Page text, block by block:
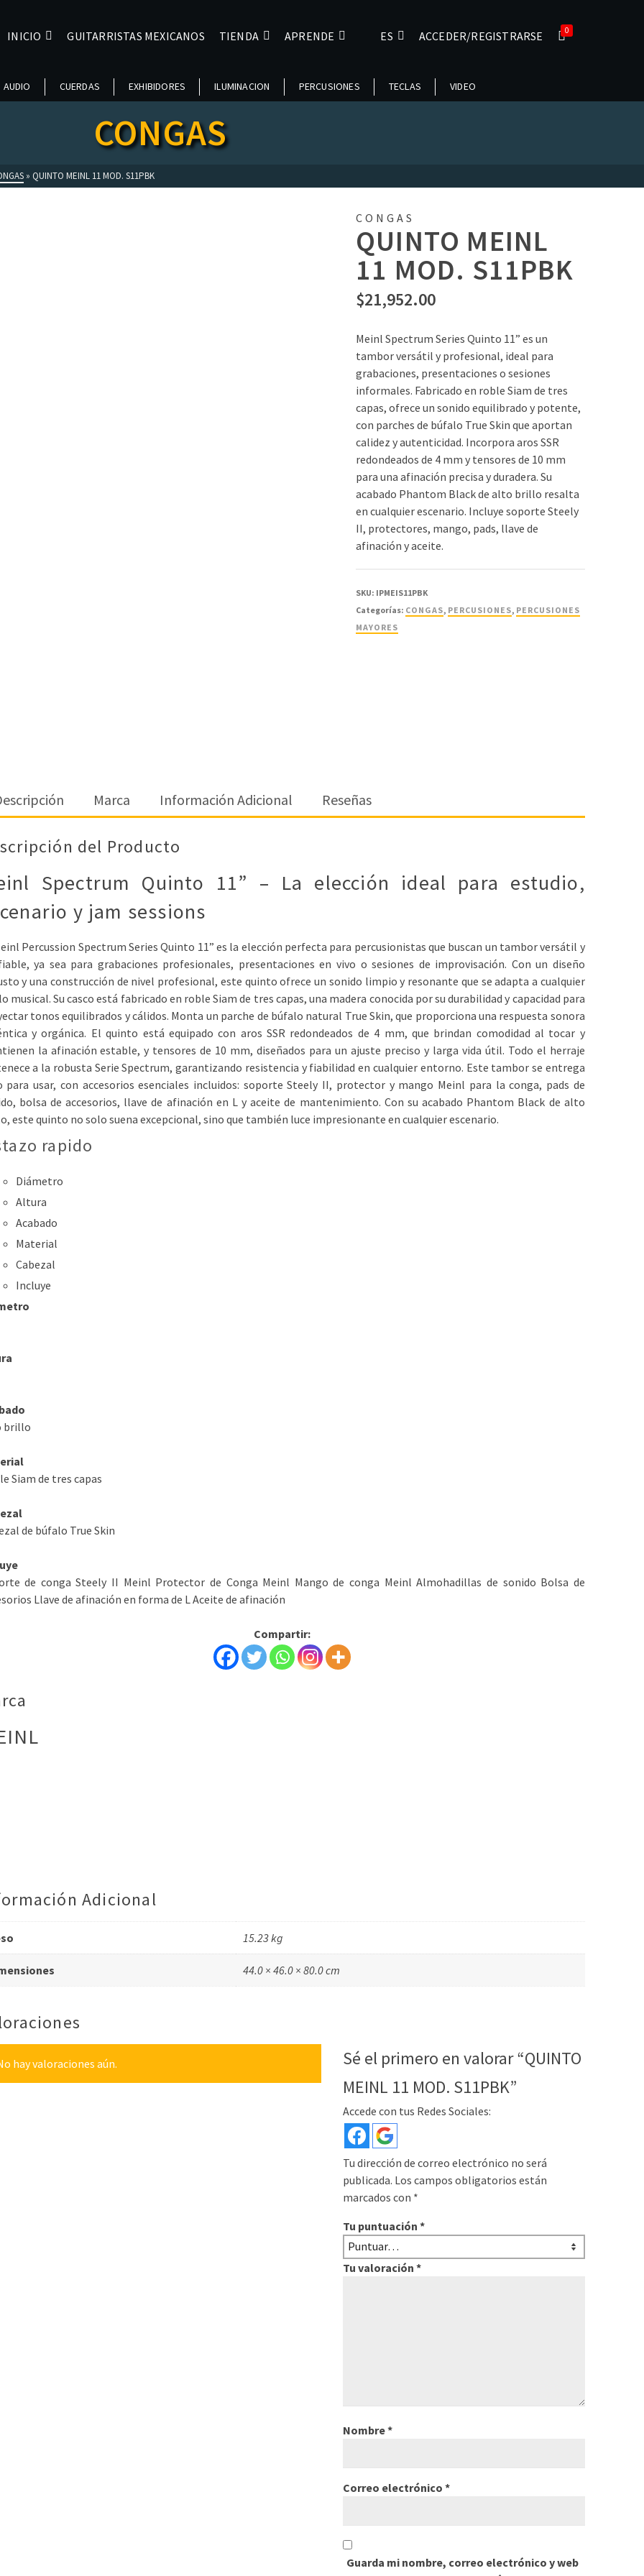
INICIO GUITARRISTAS MEXICANOS TIENDA APRENDE ES ACCEDER/REGISTRARSE 0
AUDIO CUERDAS EXHIBIDORES ILUMINACION PERCUSIONES TECLAS VIDEO
CONGAS
» QUINTO MEINL 11 MOD. S11PBK
CONGAS
QUINTO MEINL
11 MOD. S11PBK
$21,952.00
Meinl Spectrum Series Quinto 11” es un
tambor versátil y profesional, ideal para
grabaciones, presentaciones o sesiones
informales. Fabricado en roble Siam de tres
capas, ofrece un sonido equilibrado y potente,
con parches de búfalo True Skin que aportan
calidez y autenticidad. Incorpora aros SSR
redondeados de 4 mm y tensores de 10 mm
para una afinación precisa y duradera. Su
acabado Phantom Black de alto brillo resalta
en cualquier escenario. Incluye soporte Steely
II, protectores, mango, pads, llave de
afinación y aceite.
SKU: IPMEIS11PBK
Categorías: CONGAS, PERCUSIONES, PERCUSIONES
MAYORES
Marca Información Adicional Reseñas
del Producto
Spectrum Quinto 11” – La elección ideal para estudio,
y jam sessions
Percussion Spectrum Series Quinto 11” es la elección perfecta para percusionistas que buscan un tambor versátil y
ya sea para grabaciones profesionales, presentaciones en vivo o sesiones de improvisación. Con un diseño
y una construcción de nivel profesional, este quinto ofrece un sonido limpio y resonante que se adapta a cualquier
musical. Su casco está fabricado en roble Siam de tres capas, una madera conocida por su durabilidad y capacidad para
tonos equilibrados y cálidos. Monta un parche de búfalo natural True Skin, que proporciona una respuesta sonora
y orgánica. El quinto está equipado con aros SSR redondeados de 4 mm, que brindan comodidad al tocar y
la afinación estable, y tensores de 10 mm, diseñados para un ajuste preciso y larga vida útil. Todo el herraje
a la robusta Serie Spectrum, garantizando resistencia y fiabilidad en cualquier entorno. Este tambor se entrega
para usar, con accesorios esenciales incluidos: soporte Steely II, protector y mango Meinl para la conga, pads de
bolsa de accesorios, llave de afinación en L y aceite de mantenimiento. Con su acabado Phantom Black de alto
este quinto no solo suena excepcional, sino que también luce impresionante en cualquier escenario.
rapido
Diámetro
Altura
Acabado
Material
Cabezal
Incluye
brillo
Siam de tres capas
de búfalo True Skin
de conga Steely II Meinl Protector de Conga Meinl Mango de conga Meinl Almohadillas de sonido Bolsa de
Llave de afinación en forma de L Aceite de afinación
Compartir:
Adicional
15.23 kg
44.0 × 46.0 × 80.0 cm
hay valoraciones aún.
Sé el primero en valorar “QUINTO
MEINL 11 MOD. S11PBK”
Accede con tus Redes Sociales:
Tu dirección de correo electrónico no será
publicada. Los campos obligatorios están
marcados con *
Tu puntuación *
Tu valoración *
Nombre*
Correo electrónico *
Guarda mi nombre, correo electrónico y web